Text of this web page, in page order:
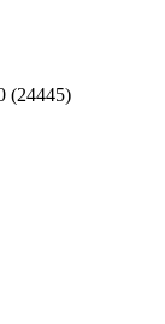
(24445)